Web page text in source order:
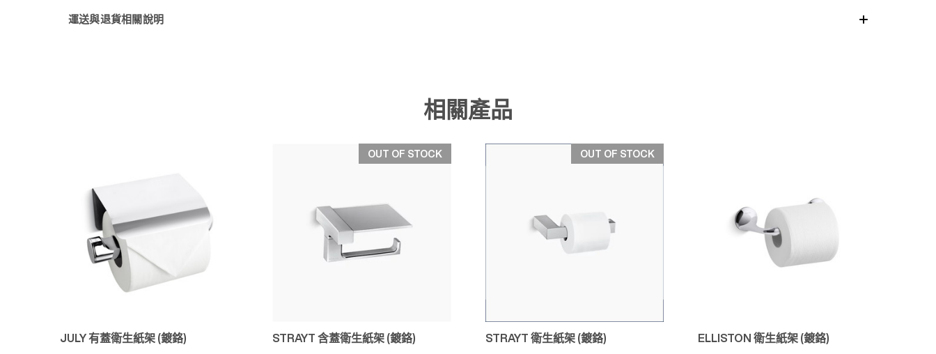
運送與退貨相關說明
相關產品
快速檢視
JULY 有蓋衛生紙架 (鍍鉻)
OUT OF STOCK
快速檢視
STRAYT 含蓋衛生紙架 (鍍鉻)
OUT OF STOCK
快速檢視
STRAYT 衛生紙架 (鍍鉻)
快速檢視
ELLISTON 衛生紙架 (鍍鉻)